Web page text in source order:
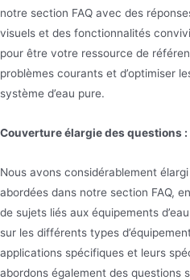
notre section FAQ avec des
visuels et des fonctionnalités
pour être votre ressource de
problèmes courants et d’optimiser
système d’eau pure.
Couverture élargie des questions
Nous avons considérablement
abordées dans notre section FAQ,
de sujets liés aux équipements
sur les différents types
applications spécifiques et leurs
abordons également des questions